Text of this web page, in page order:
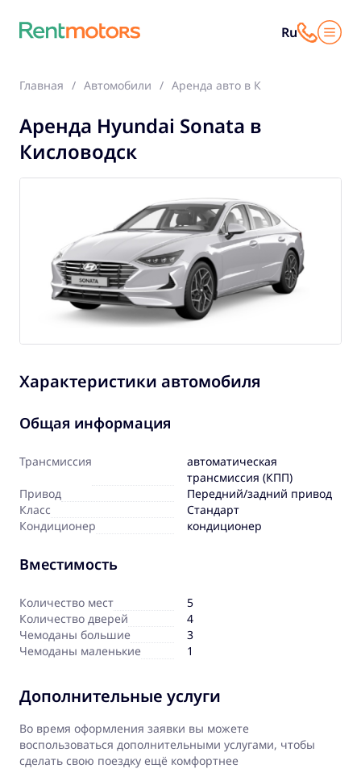
Ru
Главная Автомобили Аренда авто в Кисловодск
Аренда Hyundai Sonata в
Кисловодск
Характеристики автомобиля
Общая информация
Трансмиссия
автоматическая
трансмиссия (КПП)
Привод
Передний/задний привод
Класс
Стандарт
Кондиционер
кондиционер
Вместимость
Количество мест
5
Количество дверей
4
Чемоданы большие
3
Чемоданы маленькие
1
Дополнительные услуги
Во время оформления заявки вы можете
воспользоваться дополнительными услугами, чтобы
сделать свою поездку ещё комфортнее